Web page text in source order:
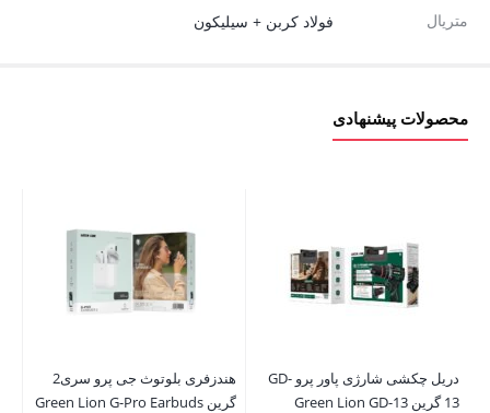
متریال فولاد کربن + سیلیکون
محصولات پیشنهادی
دریل چکشی شارژی پاور پرو GD-
13 گرین Green Lion GD-13
هندزفری بلوتوث جی پرو سری2
گرین Green Lion G-Pro Earbuds